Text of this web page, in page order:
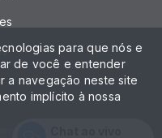
para que nós e
de você e entender
a navegação neste site
implícito à nossa